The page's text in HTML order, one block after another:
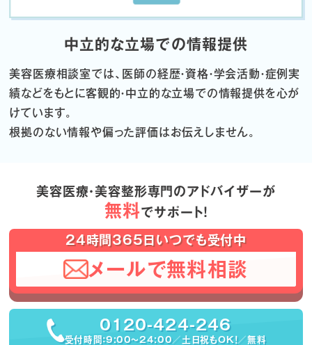
中立的な立場での情報提供
美容医療相談室では、医師の経歴・資格・学会活動・症例実
績などをもとに客観的・中立的な立場での情報提供を心が
けています。
根拠のない情報や偏った評価はお伝えしません。
美容医療・美容整形専門のアドバイザーが
無料でサポート！
24時間365日いつでも受付中
メールで無料相談
0120-424-246
受付時間：9:00〜24:00／土日祝もOK！／無料